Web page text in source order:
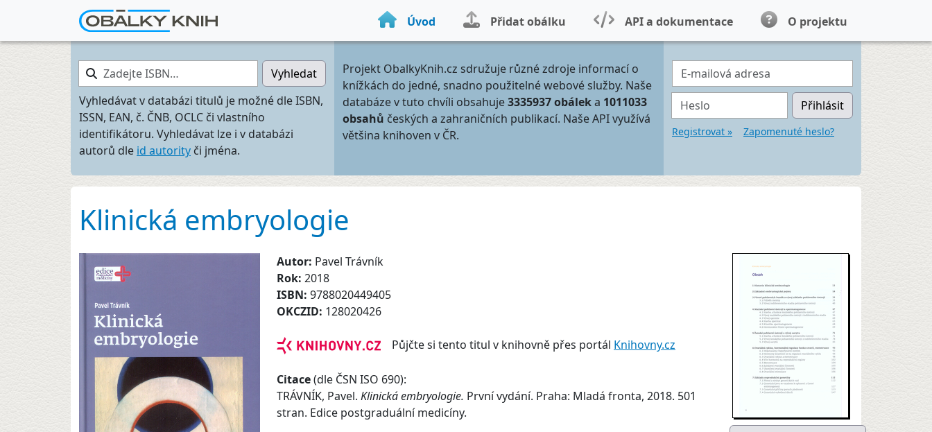
Úvod Přidat obálku API a dokumentace O projektu
Zadejte ISBN…
Vyhledat
Vyhledávat v databázi titulů je možné dle ISBN,
ISSN, EAN, č. ČNB, OCLC či vlastního
identifikátoru. Vyhledávat lze i v databázi
autorů dle id autority či jména.
Projekt ObalkyKnih.cz sdružuje různé zdroje informací o
knížkách do jedné, snadno použitelné webové služby. Naše
databáze v tuto chvíli obsahuje3335937 obáleka 1011033
obsahů českých a zahraničních publikací. Naše API využívá
většina knihoven v ČR.
E-mailová adresa
Heslo Přihlásit
Registrovat » Zapomenuté heslo?
Klinická embryologie
Autor: Pavel Trávník
Rok: 2018
ISBN: 9788020449405
OKCZID: 128020426
Půjčte si tento titul v knihovně přes portál Knihovny.cz
Citace(dle ČSN ISO 690):
TRÁVNÍK, Pavel. Klinická embryologie. První vydání. Praha: Mladá fronta, 2018. 501
stran. Edice postgraduální medicíny.